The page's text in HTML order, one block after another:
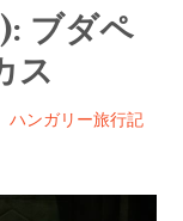
ブダペ
ス
ハンガリー旅行記